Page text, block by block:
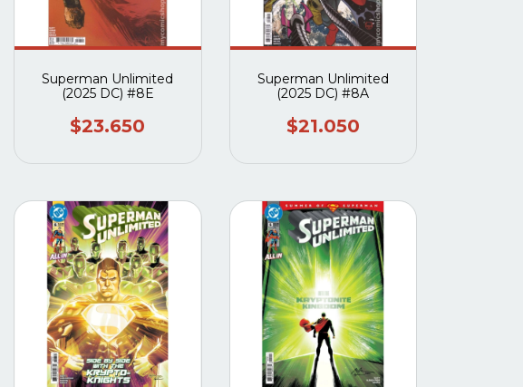
Superman Unlimited
(2025 DC) #8E
$23.650
Superman Unlimited
(2025 DC) #8A
$21.050